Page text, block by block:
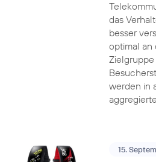
das
besser
optimal an
Zielgruppe
werden in
15.